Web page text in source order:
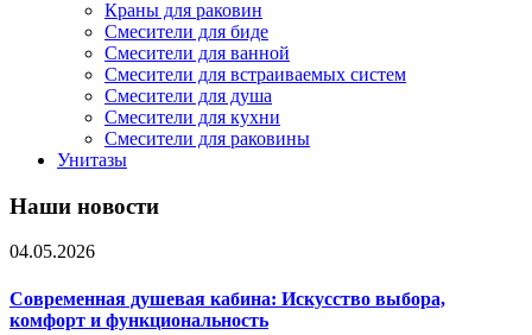
Краны для раковин
Смесители для биде
Смесители для ванной
Смесители для встраиваемых систем
Смесители для душа
Смесители для кухни
Смесители для раковины
Унитазы
Наши новости
04.05.2026
Современная душевая кабина: Искусство выбора,
комфорт и функциональность